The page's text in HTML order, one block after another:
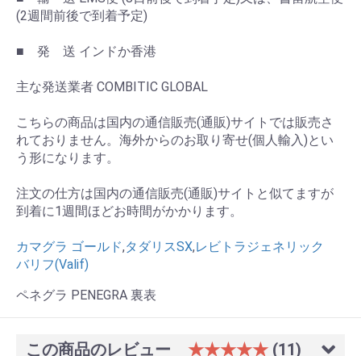
(2週間前後で到着予定)
■ 発 送 インドか香港
主な発送業者 COMBITIC GLOBAL
こちらの商品は国内の通信販売(通販)サイトでは販売さ
れておりません。海外からのお取り寄せ(個人輸入)とい
う形になります。
注文の仕方は国内の通信販売(通販)サイトと似てますが
到着に1週間ほどお時間がかかります。
カマグラ ゴールド,タダリスSX,レビトラジェネリック
バリフ(Valif)
ペネグラ PENEGRA 裏表
この商品のレビュー ★★★★★ (11)